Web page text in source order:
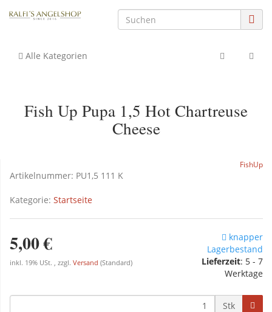
Alle Kategorien
Fish Up Pupa 1,5 Hot Chartreuse
Cheese
FishUp
Artikelnummer: PU1,5 111 K
Kategorie: Startseite
5,00 €
inkl. 19% USt. , zzgl. Versand (Standard)
knapper
Lagerbestand
Lieferzeit: 5 - 7
Werktage
Stk